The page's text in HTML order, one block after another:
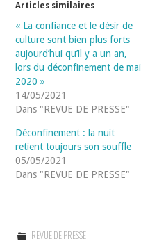
Articles similaires
« La confiance et le désir de
culture sont bien plus forts
aujourd’hui qu’il y a un an,
lors du déconfinement de mai
2020 »
14/05/2021
Dans "REVUE DE PRESSE"
Déconfinement : la nuit
retient toujours son souffle
05/05/2021
Dans "REVUE DE PRESSE"
REVUE DE PRESSE